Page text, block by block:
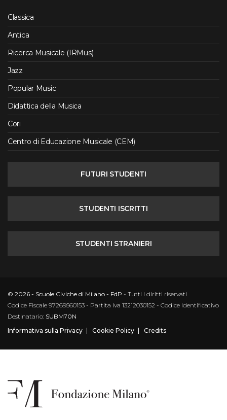
Classica
Antica
Ricerca Musicale (IRMus)
Jazz
Popular Music
Didattica della Musica
Cori
Centro di Educazione Musicale (CEM)
FUTURI STUDENTI
STUDENTI ISCRITTI
STUDENTI STRANIERI
© 2026 - Scuole Civiche di Milano - FdP - Tutti i diritti riservati
Codice Fiscale 97269560153 - Partita Iva 13212030152 - Codice Identificativo
Destinatario: SUBM70N
Informativa sulla Privacy
Cookie Policy Credits